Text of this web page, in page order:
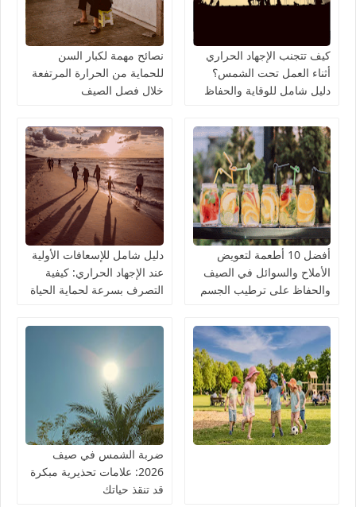
كيف تتجنب الإجهاد الحراري
أثناء العمل تحت الشمس؟
دليل شامل للوقاية والحفاظ
نصائح مهمة لكبار السن
للحماية من الحرارة المرتفعة
خلال فصل الصيف
أفضل 10 أطعمة لتعويض
الأملاح والسوائل في الصيف
والحفاظ على ترطيب الجسم
دليل شامل للإسعافات الأولية
عند الإجهاد الحراري: كيفية
التصرف بسرعة لحماية الحياة
ضربة الشمس في صيف
2026: علامات تحذيرية مبكرة
قد تنقذ حياتك